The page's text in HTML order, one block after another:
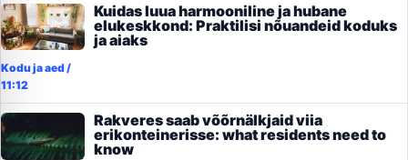
Kuidas luua harmooniline ja hubane
elukeskkond: Praktilisi nõuandeid koduks
ja aiaks
Kodu ja aed/
11:12
Rakveres saab võõrnälkjaid viia
erikonteinerisse: what residents need to
know